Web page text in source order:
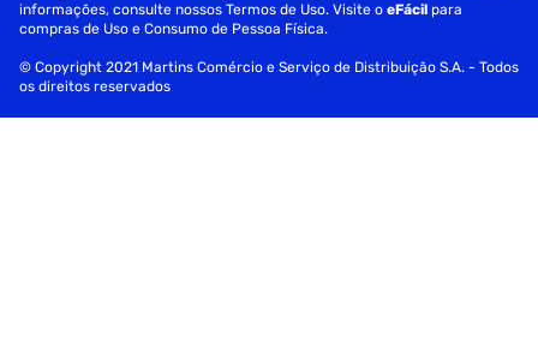
informações, consulte nossos Termos de Uso. Visite oeFácil para
compras de Uso e Consumo de Pessoa Física.
© Copyright 2021 Martins Comércio e Serviço de Distribuição S.A. - Todos
os direitos reservados